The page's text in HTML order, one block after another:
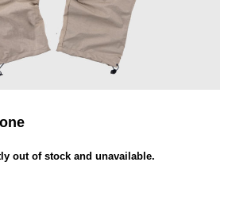
out of stock and unavailable.